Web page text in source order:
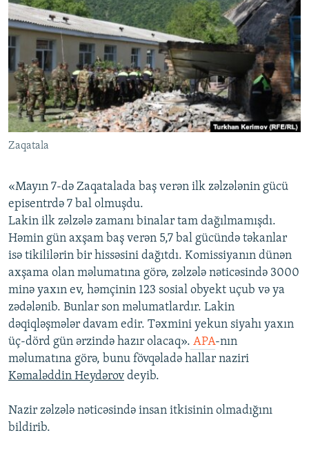
VIDEO
FOTOQALEREYA
İNFOQRAFIKA
KARIKATURA
RADIO ARXIV
OXU ZALI
AZƏRBAYCAN ƏDƏBIYYATI KITABXANASI
İSLAM VƏ DEMOKRATIYA
İZ - MƏDƏNIYYƏT PROQRAMI
HAQQIMIZDA
MISSIYAMIZ
PEŞƏ ETIKASI VƏ JURNALISTIKA STANDARTLARIMIZ
MATERIALLARIMIZDAN ISTIFADƏ
AZADLIQRADIOSU MOBIL TELEFONUNUZDA
XƏBƏR BÜLLETENLƏRIMIZ
BIZI IZLƏ
RFE/RL-in bütün saytları
Zaqatala
«Mayın 7-də Zaqatalada baş verən ilk zəlzələnin gücü
episentrdə 7 bal olmuşdu.
Lakin ilk zəlzələ zamanı binalar tam dağılmamışdı.
Həmin gün axşam baş verən 5,7 bal gücündə təkanlar
isə tikililərin bir hissəsini dağıtdı. Komissiyanın dünən
axşama olan məlumatına görə, zəlzələ nəticəsində 3000
minə yaxın ev, həmçinin 123 sosial obyekt uçub və ya
zədələnib. Bunlar son məlumatlardır. Lakin
dəqiqləşmələr davam edir. Təxmini yekun siyahı yaxın
üç-dörd gün ərzində hazır olacaq». APA-nın
məlumatına görə, bunu fövqəladə hallar naziri
Kəmaləddin Heydərov deyib.
Nazir zəlzələ nəticəsində insan itkisinin olmadığını
bildirib.